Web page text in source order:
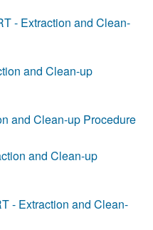
- Extraction and Clean-
and Clean-up
and Clean-up Procedure
and Clean-up
- Extraction and Clean-